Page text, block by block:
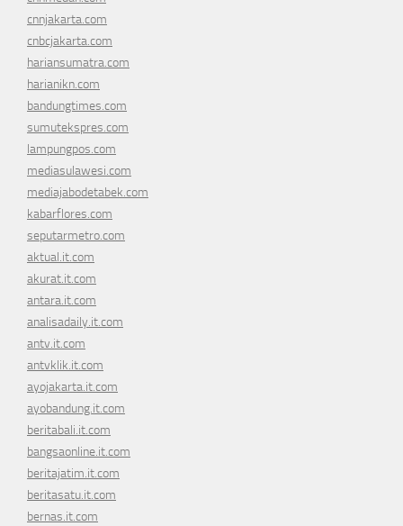
cnnjakarta.com
cnbcjakarta.com
hariansumatra.com
harianikn.com
bandungtimes.com
sumutekspres.com
lampungpos.com
mediasulawesi.com
mediajabodetabek.com
kabarflores.com
seputarmetro.com
aktual.it.com
akurat.it.com
antara.it.com
analisadaily.it.com
antv.it.com
antvklik.it.com
ayojakarta.it.com
ayobandung.it.com
beritabali.it.com
bangsaonline.it.com
beritajatim.it.com
beritasatu.it.com
bernas.it.com